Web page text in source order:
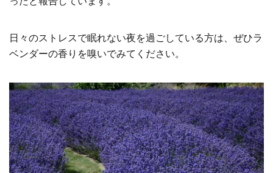
日々のストレスで眠れない夜を過ごしている方は、ぜひラ
ベンダーの香りを嗅いでみてください。